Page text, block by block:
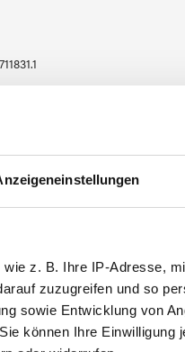
z. B. Ihre IP-Adresse,
zuzugreifen und so
sowie Entwicklung von
können Ihre Einwilligung